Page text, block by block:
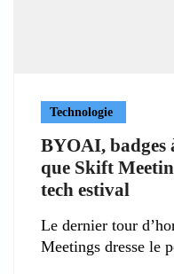
Technologie
BYOAI, badges
que Skift
tech estival
Le dernier tour
Meetings dresse le